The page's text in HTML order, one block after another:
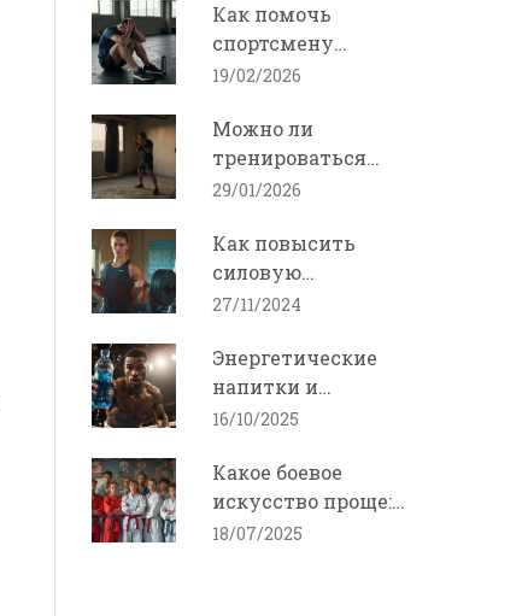
Как помочь
спортсмену
справиться с
практические шаги
19/02/2026
Можно ли
тренироваться
боксу без тренера:
риски
29/01/2026
Как повысить
силовую
выносливость для
27/11/2024
Энергетические
напитки и
гидратация
боя
16/10/2025
Какое боевое
искусство проще:
разбор для
18/07/2025